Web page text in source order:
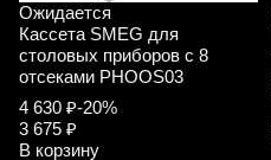
Ожидается
Кассета SMEG для
столовых приборов с 8
отсеками PHOOS03
4 630 ₽-20%
3 675 ₽
В корзину